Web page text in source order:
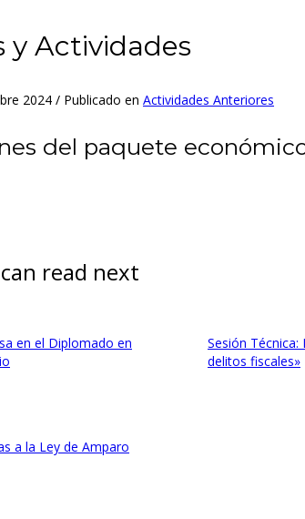
y Actividades
2024 / Publicado en Actividades Anteriores
del paquete
read next
en el Diplomado en
Sesión
delitos fiscales»
a la Ley de Amparo